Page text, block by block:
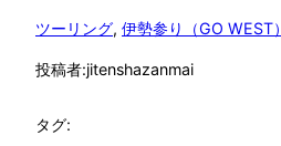
ツーリング, 伊勢参り（GO WEST）
投稿者:jitenshazanmai
タグ: